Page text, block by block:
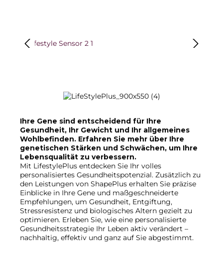
Bildergalerie überspringen
Ihre Gene sind entscheidend für Ihre
Gesundheit, Ihr Gewicht und Ihr allgemeines
Wohlbefinden. Erfahren Sie mehr über Ihre
genetischen Stärken und Schwächen, um Ihre
Lebensqualität zu verbessern.
Mit LifestylePlus entdecken Sie Ihr volles
personalisiertes Gesundheitspotenzial. Zusätzlich zu
den Leistungen von ShapePlus erhalten Sie präzise
Einblicke in Ihre Gene und maßgeschneiderte
Empfehlungen, um Gesundheit, Entgiftung,
Stressresistenz und biologisches Altern gezielt zu
optimieren. Erleben Sie, wie eine personalisierte
Gesundheitsstrategie Ihr Leben aktiv verändert –
nachhaltig, effektiv und ganz auf Sie abgestimmt.